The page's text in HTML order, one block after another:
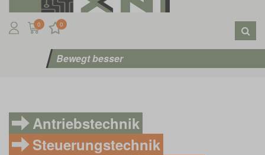
0 0
Bewegt besser
Antriebstechnik
Steuerungstechnik